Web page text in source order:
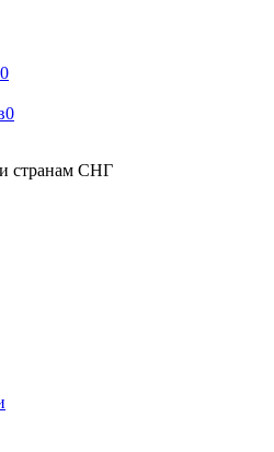
0
0
странам СНГ